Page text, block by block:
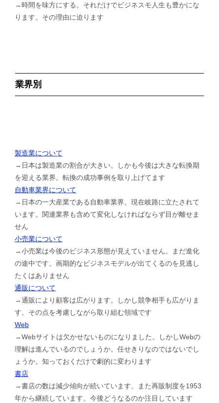
→時間を味方にする。それだけでビジネスモ人生も豊かにな
ります。その理由に迫ります
業界別
製造業について
→日本は製造業の割合が大きい。しかも今後は大きな転換期
を迎える業界。転換の成功事例を取り上げてます
自動車業界について
→日本の一大産業である自動車業界。現在岐路に立たされて
います。関連業界も含めて変化しなければならず目が離せま
せん
小売業について
→小売業は今後のビジネス形態が見えていません。まだ進化
の途中です。画期的なビジネスモデルが出てくるのを見逃し
たくはありません
通販について
→通販により顧客は広がります。しかし競争相手も広がりま
す。その点を考慮しながら取り組む領域です
Web
→Webサイトは欠かせないものになりました。しかしWebの
理解は進んでいるのでしょうか。任せきりなのではないでし
ょうか。知っておくだけで劇的に変わります
書店
→書店の数は減少傾向が続いています。また再販制度を1953
年から継続しています。今後どうなるのか注目しています